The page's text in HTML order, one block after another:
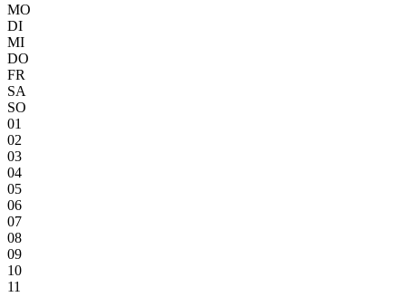
MO
DI
MI
DO
FR
SA
SO
01
02
03
04
05
06
07
08
09
10
11